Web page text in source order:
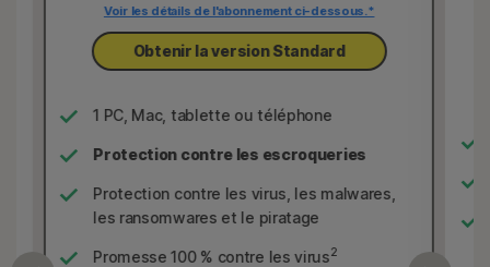
Voir les détails de l'abonnement ci-dessous.*
Obtenir la version Standard
1 PC, Mac, tablette ou téléphone
Protection contre les escroqueries
Protection contre les virus, les malwares,
les ransomwares et le piratage
Promesse 100 % contre les virus2